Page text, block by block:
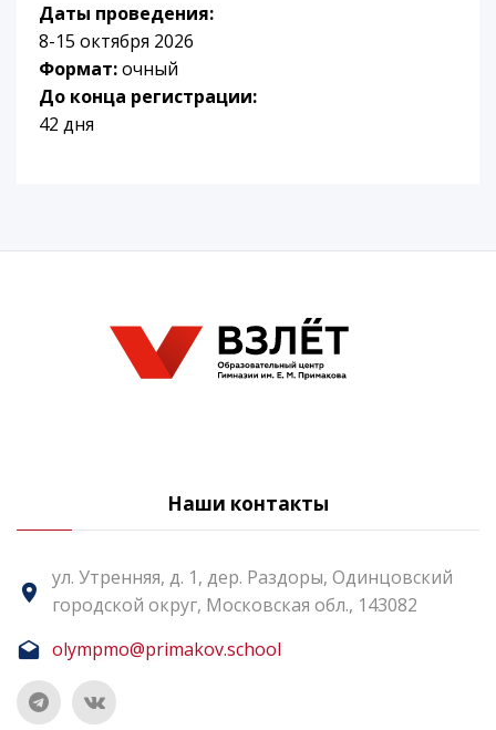
Даты проведения:
8-15 октября 2026
Формат:очный
До конца регистрации:
42 дня
Наши контакты
ул. Утренняя, д. 1, дер. Раздоры, Одинцовский
городской округ, Московская обл., 143082
olympmo@primakov.school